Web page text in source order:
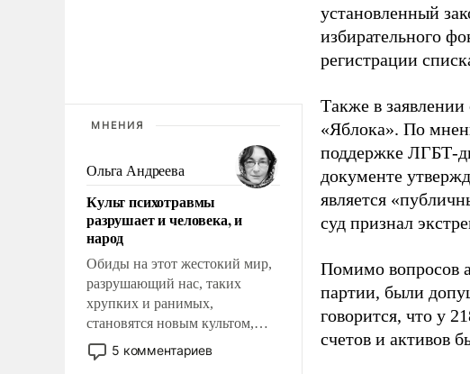
МНЕНИЯ
Ольга Андреева
Культ психотравмы
разрушает и человека, и
народ
Обиды на этот жестокий мир,
разрушающий нас, таких
хрупких и ранимых,
становятся новым культом,
постепенно вытесняя и
отменяя традиционное
5 комментариев
установленный
избирательного
регистрации
Также в
«Яблока». По
поддержке ЛГБТ-
документе
является
суд признал
Помимо вопросов
партии, были
говорится, что у
счетов и активов